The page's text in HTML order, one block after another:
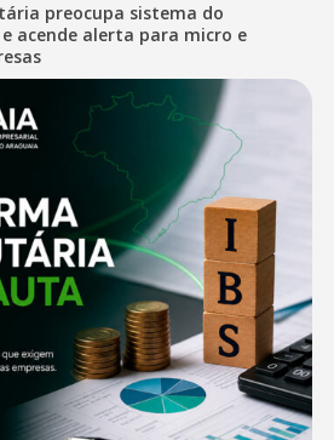
preocupa sistema do
acende alerta para micro e